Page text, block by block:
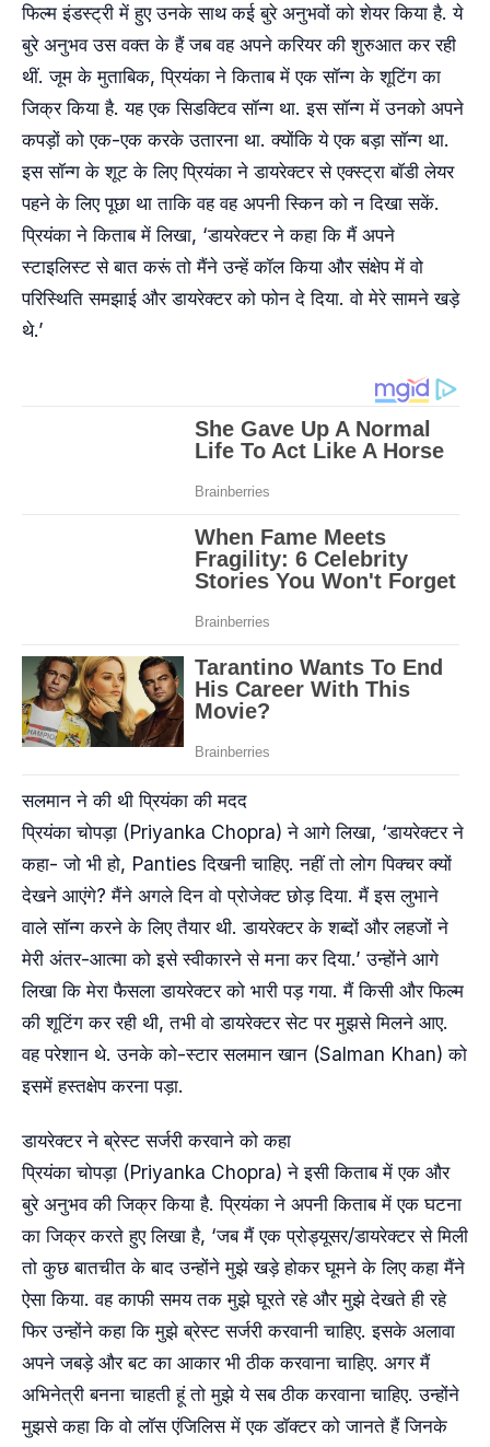
फिल्म इंडस्ट्री में हुए उनके साथ कई बुरे अनुभवों को शेयर किया है. ये
बुरे अनुभव उस वक्त के हैं जब वह अपने करियर की शुरुआत कर रही
थीं. जूम के मुताबिक, प्रियंका ने किताब में एक सॉन्ग के शूटिंग का
जिक्र किया है. यह एक सिडक्टिव सॉन्ग था. इस सॉन्ग में उनको अपने
कपड़ों को एक-एक करके उतारना था. क्योंकि ये एक बड़ा सॉन्ग था.
इस सॉन्ग के शूट के लिए प्रियंका ने डायरेक्टर से एक्स्ट्रा बॉडी लेयर
पहने के लिए पूछा था ताकि वह वह अपनी स्किन को न दिखा सकें.
प्रियंका ने किताब में लिखा, ‘डायरेक्टर ने कहा कि मैं अपने
स्टाइलिस्ट से बात करूं तो मैंने उन्हें कॉल किया और संक्षेप में वो
परिस्थिति समझाई और डायरेक्टर को फोन दे दिया. वो मेरे सामने खड़े
थे.’
सलमान ने की थी प्रियंका की मदद
प्रियंका चोपड़ा (Priyanka Chopra) ने आगे लिखा, ‘डायरेक्टर ने
कहा- जो भी हो, Panties दिखनी चाहिए. नहीं तो लोग पिक्चर क्यों
देखने आएंगे? मैंने अगले दिन वो प्रोजेक्ट छोड़ दिया. मैं इस लुभाने
वाले सॉन्ग करने के लिए तैयार थी. डायरेक्टर के शब्दों और लहजों ने
मेरी अंतर-आत्मा को इसे स्वीकारने से मना कर दिया.’ उन्होंने आगे
लिखा कि मेरा फैसला डायरेक्टर को भारी पड़ गया. मैं किसी और फिल्म
की शूटिंग कर रही थी, तभी वो डायरेक्टर सेट पर मुझसे मिलने आए.
वह परेशान थे. उनके को-स्टार सलमान खान (Salman Khan) को
इसमें हस्तक्षेप करना पड़ा.
डायरेक्टर ने ब्रेस्ट सर्जरी करवाने को कहा
प्रियंका चोपड़ा (Priyanka Chopra) ने इसी किताब में एक और
बुरे अनुभव की जिक्र किया है. प्रियंका ने अपनी किताब में एक घटना
का जिक्र करते हुए लिखा है, ‘जब मैं एक प्रोड्यूसर/डायरेक्टर से मिली
तो कुछ बातचीत के बाद उन्होंने मुझे खड़े होकर घूमने के लिए कहा मैंने
ऐसा किया. वह काफी समय तक मुझे घूरते रहे और मुझे देखते ही रहे
फिर उन्होंने कहा कि मुझे ब्रेस्ट सर्जरी करवानी चाहिए. इसके अलावा
अपने जबड़े और बट का आकार भी ठीक करवाना चाहिए. अगर मैं
अभिनेत्री बनना चाहती हूं तो मुझे ये सब ठीक करवाना चाहिए. उन्होंने
मुझसे कहा कि वो लॉस एंजिलिस में एक डॉक्टर को जानते हैं जिनके